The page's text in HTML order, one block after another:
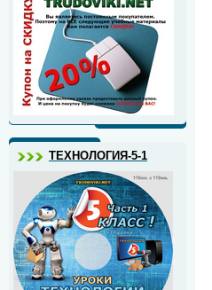
ТЕХНОЛОГИЯ-5-1